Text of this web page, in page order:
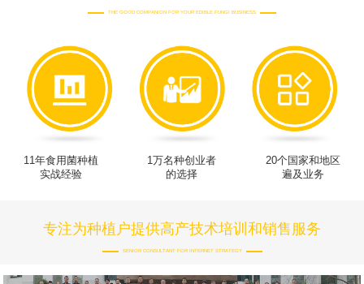
THE GOOD COMPANION FOR YOUR EDIBLE FUNGI BUSINESS
11年食用菌种植
实战经验
1万名种创业者
的选择
20个国家和地区
遍及业务
专注为种植户提供高产技术培训和销售服务
SENIOR CONSULTANT FOR INTERNET STRATEGY